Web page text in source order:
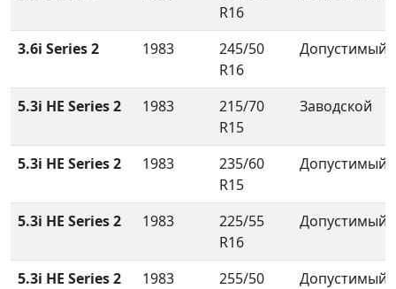
R16
3.6i Series 2 1983
245/50
R16
Допустимый
5.3i HE Series 2 1983
215/70
R15
Заводской
5.3i HE Series 2 1983
235/60
R15
Допустимый
5.3i HE Series 2 1983
225/55
R16
Допустимый
5.3i HE Series 2 1983
255/50
Допустимый